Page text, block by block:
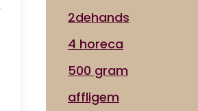
2dehands
4 horeca
500 gram
affligem